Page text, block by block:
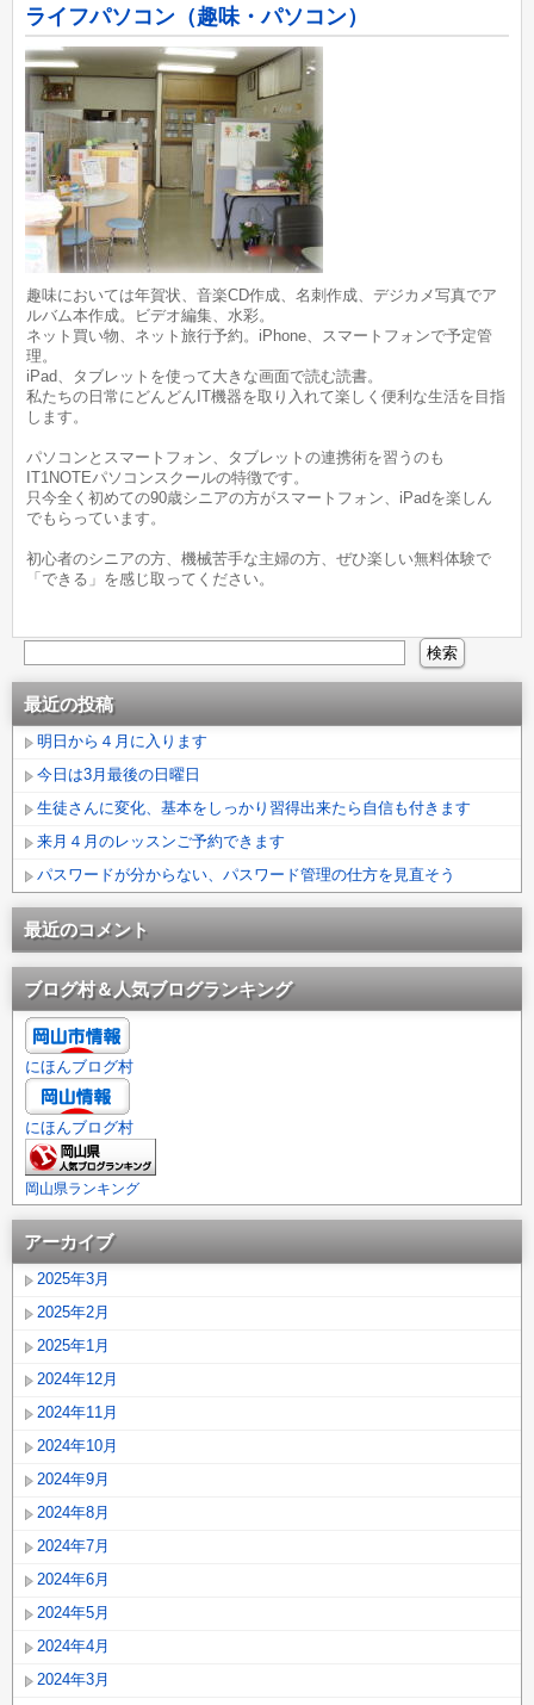
ライフパソコン（趣味・パソコン）
趣味においては年賀状、音楽CD作成、名刺作成、デジカメ写真でア
ルバム本作成。ビデオ編集、水彩。
ネット買い物、ネット旅行予約。iPhone、スマートフォンで予定管
理。
iPad、タブレットを使って大きな画面で読む読書。
私たちの日常にどんどんIT機器を取り入れて楽しく便利な生活を目指
します。
パソコンとスマートフォン、タブレットの連携術を習うのも
IT1NOTEパソコンスクールの特徴です。
只今全く初めての90歳シニアの方がスマートフォン、iPadを楽しん
でもらっています。
初心者のシニアの方、機械苦手な主婦の方、ぜひ楽しい無料体験で
「できる」を感じ取ってください。
最近の投稿
明日から４月に入ります
今日は3月最後の日曜日
生徒さんに変化、基本をしっかり習得出来たら自信も付きます
来月４月のレッスンご予約できます
パスワードが分からない、パスワード管理の仕方を見直そう
最近のコメント
ブログ村＆人気ブログランキング
にほんブログ村
にほんブログ村
岡山県ランキング
アーカイブ
2025年3月
2025年2月
2025年1月
2024年12月
2024年11月
2024年10月
2024年9月
2024年8月
2024年7月
2024年6月
2024年5月
2024年4月
2024年3月